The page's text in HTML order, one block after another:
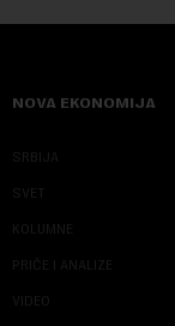
NOVA EKONOMIJA
SRBIJA
SVET
KOLUMNE
PRIČE I ANALIZE
VIDEO